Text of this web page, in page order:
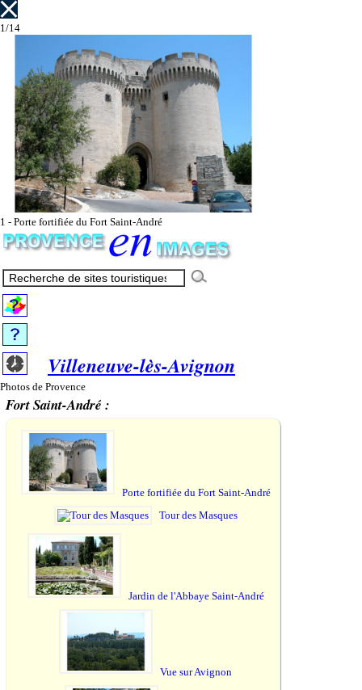
1/14
1 - Porte fortifiée du Fort Saint-André
Photos de Provence
Villeneuve-lès-Avignon
Fort Saint-André :
Porte fortifiée du Fort Saint-André
Tour des Masques
Jardin de l'Abbaye Saint-André
Vue sur Avignon